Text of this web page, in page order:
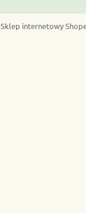
Sklep internetowy